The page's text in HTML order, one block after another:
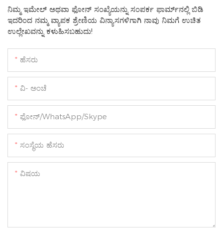
ನಿಮ್ಮ ಇಮೇಲ್ ಅಥವಾ ಫೋನ್ ಸಂಖ್ಯೆಯನ್ನು ಸಂಪರ್ಕ ಫಾರ್ಮ್‌ನಲ್ಲಿ ಬಿಡಿ
ಇದರಿಂದ ನಮ್ಮ ವ್ಯಾಪಕ ಶ್ರೇಣಿಯ ವಿನ್ಯಾಸಗಳಿಗಾಗಿ ನಾವು ನಿಮಗೆ ಉಚಿತ
ಉಲ್ಲೇಖವನ್ನು ಕಳುಹಿಸಬಹುದು!
ಹೆಸರು
ವಿ- ಅಂಚೆ
ಫೋನ್/WhatsApp/Skype
ಸಂಸ್ಥೆಯ ಹೆಸರು
ವಿಷಯ